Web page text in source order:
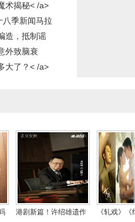
术揭秘< /a>
八季新闻马拉
造，抵制谣
外致脑衰
大了？< /a>
港剧新篇！许绍雄遗作
《轧戏》